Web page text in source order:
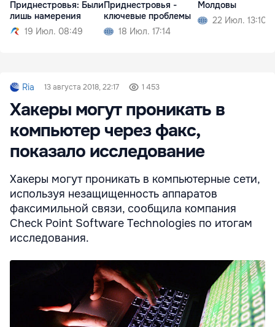
Приднестровья: Были
лишь намерения
19 Июл. 08:49
Приднестровья -
ключевые проблемы
18 Июл. 17:14
Молдовы
22 Июл. 13:10
Ria 13 августа 2018, 22:17 1 453
Хакеры могут проникать в
компьютер через факс,
показало исследование
Хакеры могут проникать в компьютерные сети,
используя незащищенность аппаратов
факсимильной связи, сообщила компания
Check Point Software Technologies по итогам
исследования.